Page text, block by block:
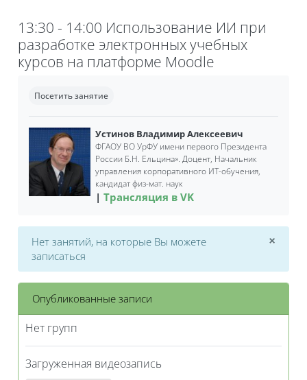
13:30 - 14:00 Использование ИИ при
разработке электронных учебных
курсов на платформе Moodle
Посетить занятие
Устинов Владимир Алексеевич
ФГАОУ ВО УрФУ имени первого Президента
России Б.Н. Ельцина». Доцент, Начальник
управления корпоративного ИТ-обучения,
кандидат физ-мат. наук
Трансляция в VK
Нет занятий, на которые Вы можете
записаться
×
Опубликованные записи
Нет групп
Загруженная видеозапись